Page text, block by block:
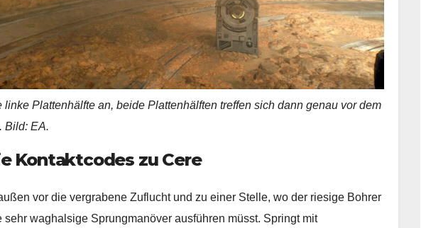
Plattenhälfte an, beide Plattenhälften treffen sich dann genau vor dem
Bild: EA.
Kontaktcodes zu Cere
vor die vergrabene Zuflucht und zu einer Stelle, wo der riesige Bohrer
sehr waghalsige Sprungmanöver ausführen müsst. Springt mit